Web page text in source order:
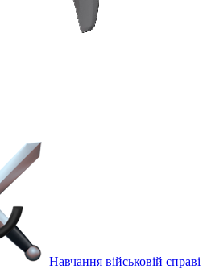
Навчання військовій справі